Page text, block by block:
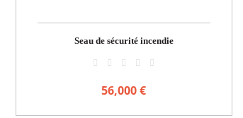
Seau de sécurité incendie
56,000 €